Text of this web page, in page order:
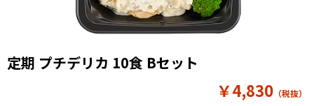
定期 プチデリカ 10食 Bセット
￥4,830